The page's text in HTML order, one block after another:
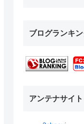
ブログランキン
アンテナサイト